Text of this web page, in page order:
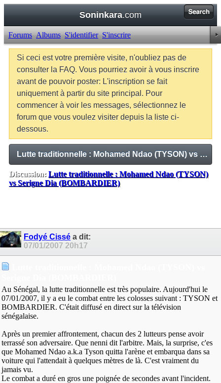
Soninkara.com
Forums Albums S'identifier S'inscrire
Si ceci est votre première visite, n'oubliez pas de
consulter la FAQ. Vous pourriez avoir à vous inscrire
avant de pouvoir poster: L'inscription se fait
uniquement à partir du site principal. Pour
commencer à voir les messages, sélectionnez le
forum que vous voulez visiter depuis la liste ci-
dessous.
Lutte traditionnelle : Mohamed Ndao (TYSON) vs Serigne Dia (BOMBARDIER)
Discussion: Lutte traditionnelle : Mohamed Ndao (TYSON)
vs Serigne Dia (BOMBARDIER)
Fodyé Cissé a dit:
07/01/2007 20h17
Au Sénégal, la lutte traditionnelle est très populaire. Aujourd'hui le
07/01/2007, il y a eu le combat entre les colosses suivant : TYSON et
BOMBARDIER. C'était diffusé en direct sur la télévision
sénégalaise.
Après un premier affrontement, chacun des 2 lutteurs pense avoir
terrassé son adversaire. Que nenni dit l'arbitre. Mais, la surprise, c'es
que Mohamed Ndao a.k.a Tyson quitta l'arène et embarqua dans sa
voiture qui l'attendait à quelques mètres de là. C'est vraiment du
jamais vu.
Le combat a duré en gros une poignée de secondes avant l'incident.